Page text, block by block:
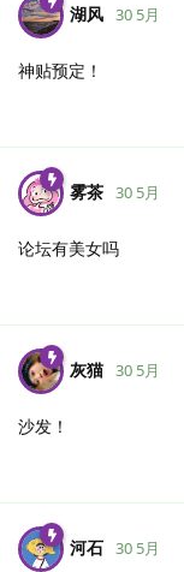
湖风 30 5月
神贴预定！
雾茶 30 5月
论坛有美女吗
灰猫 30 5月
沙发！
河石 30 5月